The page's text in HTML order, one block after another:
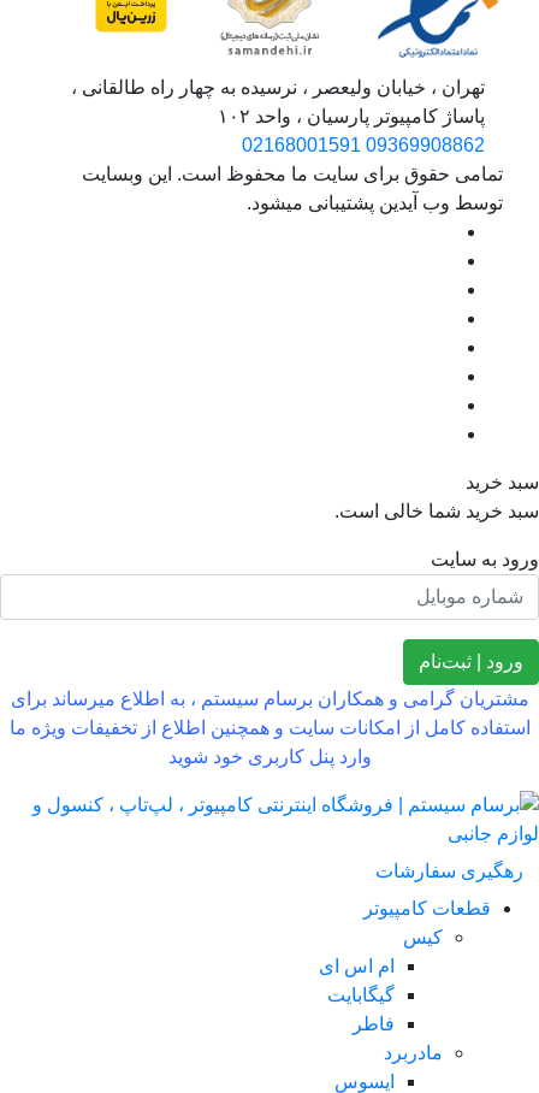
تهران ، خیابان ولیعصر ، نرسیده به چهار راه طالقانی ،
پاساژ کامپیوتر پارسیان ، واحد ۱۰۲
09369908862
02168001591
تمامی حقوق برای سایت ما محفوظ است. این وبسایت
توسط وب آیدین پشتیبانی میشود.
خرید
خرید شما خالی است.
به سایت
| ثبت‌نام
گرامی و همکاران برسام سیستم ، به اطلاع میرساند برای
کامل از امکانات سایت و همچنین اطلاع از تخفیفات ویژه ما
وارد پنل کاربری خود شوید
سفارشات
قطعات کامپیوتر
کیس
ام اس ای
گیگابایت
فاطر
مادربرد
ایسوس